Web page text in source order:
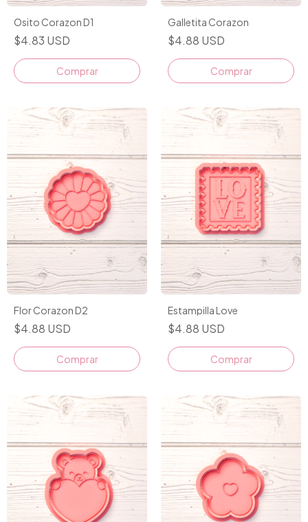
Osito Corazon D1
$4.83 USD
Comprar
Galletita Corazon
$4.88 USD
Comprar
Flor Corazon D2
$4.88 USD
Comprar
Estampilla Love
$4.88 USD
Comprar